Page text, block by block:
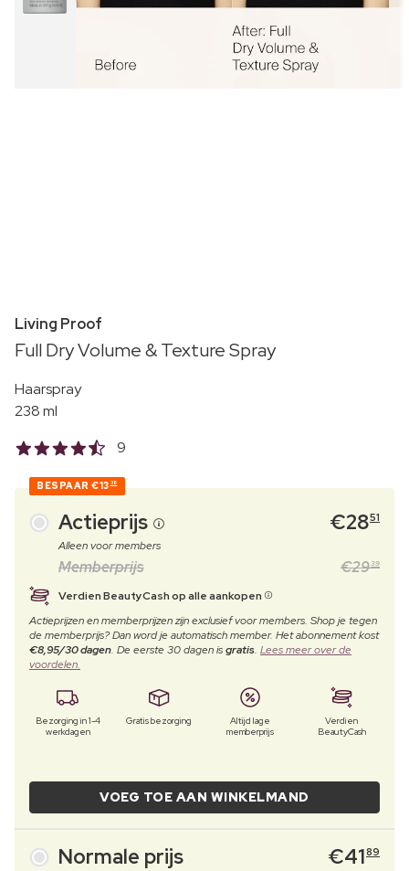
Living Proof
Full Dry Volume & Texture Spray
Haarspray
238 ml
9
BESPAAR €13 38
Actieprijs €2851
Alleen voor members
Memberprijs €2939
Verdien BeautyCash op alle aankopen
Actieprijzen en memberprijzen zijn exclusief voor members. Shop je tegen
de memberprijs? Dan word je automatisch member. Het abonnement kost
€8,95/30 dagen. De eerste 30 dagen isgratis. Lees meer over de
voordelen.
Bezorging in 1-4
werkdagen
Gratis bezorging
Altijd lage
memberprijs
Verdien
BeautyCash
VOEG TOE AAN WINKELMAND
Normale prijs €4189